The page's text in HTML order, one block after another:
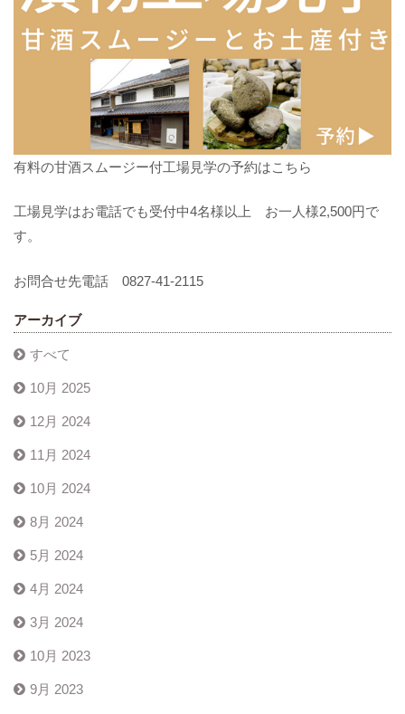
有料の甘酒スムージー付工場見学の予約はこちら
工場見学はお電話でも受付中4名様以上 お一人様2,500円で
す。
お問合せ先電話 0827-41-2115
アーカイブ
すべて
10月 2025
12月 2024
11月 2024
10月 2024
8月 2024
5月 2024
4月 2024
3月 2024
10月 2023
9月 2023